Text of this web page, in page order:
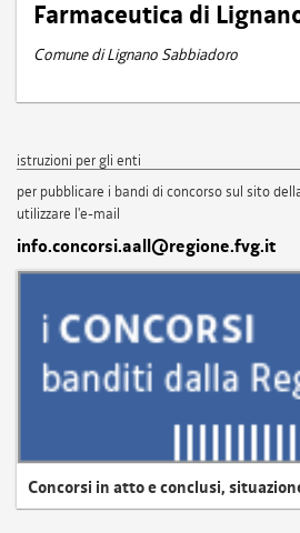
Farmaceutica di
Comune di Lignano Sabbiadoro
istruzioni per gli enti
per pubblicare i bandi di concorso sul sito
utilizzare l'e-mail
info.concorsi.aall@regione.fvg.it
Concorsi in atto e conclusi,